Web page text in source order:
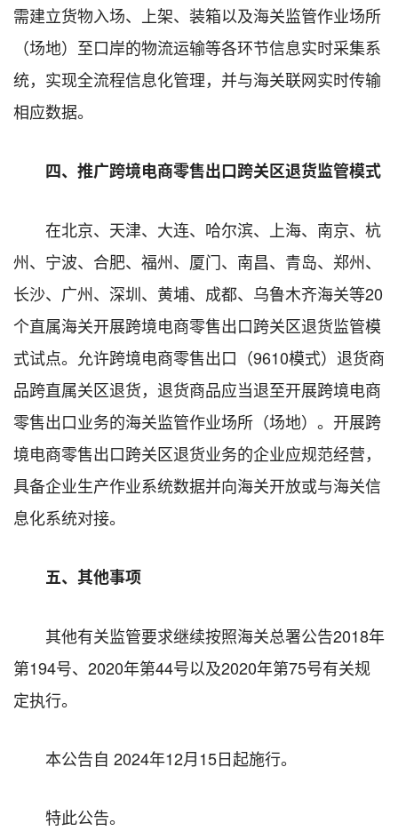
需建立货物入场、上架、装箱以及海关监管作业场所
（场地）至口岸的物流运输等各环节信息实时采集系
统，实现全流程信息化管理，并与海关联网实时传输
相应数据。
四、推广跨境电商零售出口跨关区退货监管模式
在北京、天津、大连、哈尔滨、上海、南京、杭
州、宁波、合肥、福州、厦门、南昌、青岛、郑州、
长沙、广州、深圳、黄埔、成都、乌鲁木齐海关等20
个直属海关开展跨境电商零售出口跨关区退货监管模
式试点。允许跨境电商零售出口（9610模式）退货商
品跨直属关区退货，退货商品应当退至开展跨境电商
零售出口业务的海关监管作业场所（场地）。开展跨
境电商零售出口跨关区退货业务的企业应规范经营，
具备企业生产作业系统数据并向海关开放或与海关信
息化系统对接。
五、其他事项
其他有关监管要求继续按照海关总署公告2018年
第194号、2020年第44号以及2020年第75号有关规
定执行。
本公告自 2024年12月15日起施行。
特此公告。